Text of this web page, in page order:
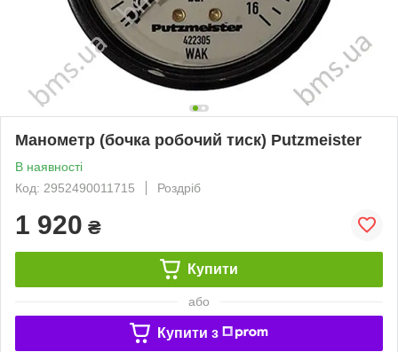
Манометр (бочка робочий тиск) Putzmeister
В наявності
Код: 2952490011715
Роздріб
1 920 ₴
Купити
або
Купити з